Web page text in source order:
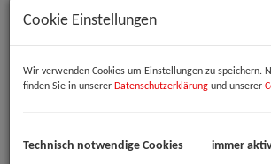
Beschreibung
Willkommen in Ihrem neuen Büro- oder
eine ideale Lage im Herzen von Oberösterreich.
Cookie Einstellungen
Wir verwenden Cookies um Einstellungen zu speichern.
finden Sie in unserer Datenschutzerklärung und unserer
Technisch notwendige Cookies immer